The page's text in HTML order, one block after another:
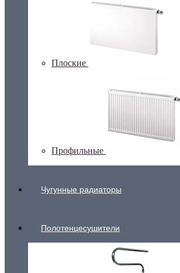
Плоские
Профильные
Чугунные радиаторы
Полотенцесушители